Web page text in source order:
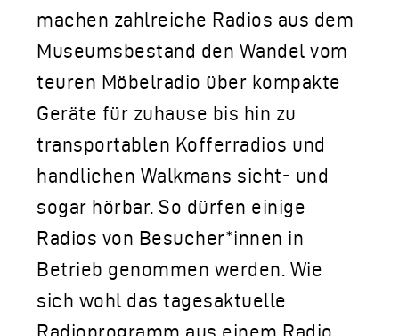
machen zahlreiche Radios aus dem
Museumsbestand den Wandel vom
teuren Möbelradio über kompakte
Geräte für zuhause bis hin zu
transportablen Kofferradios und
handlichen Walkmans sicht- und
sogar hörbar. So dürfen einige
Radios von Besucher*innen in
Betrieb genommen werden. Wie
sich wohl das tagesaktuelle
Radioprogramm aus einem Radio